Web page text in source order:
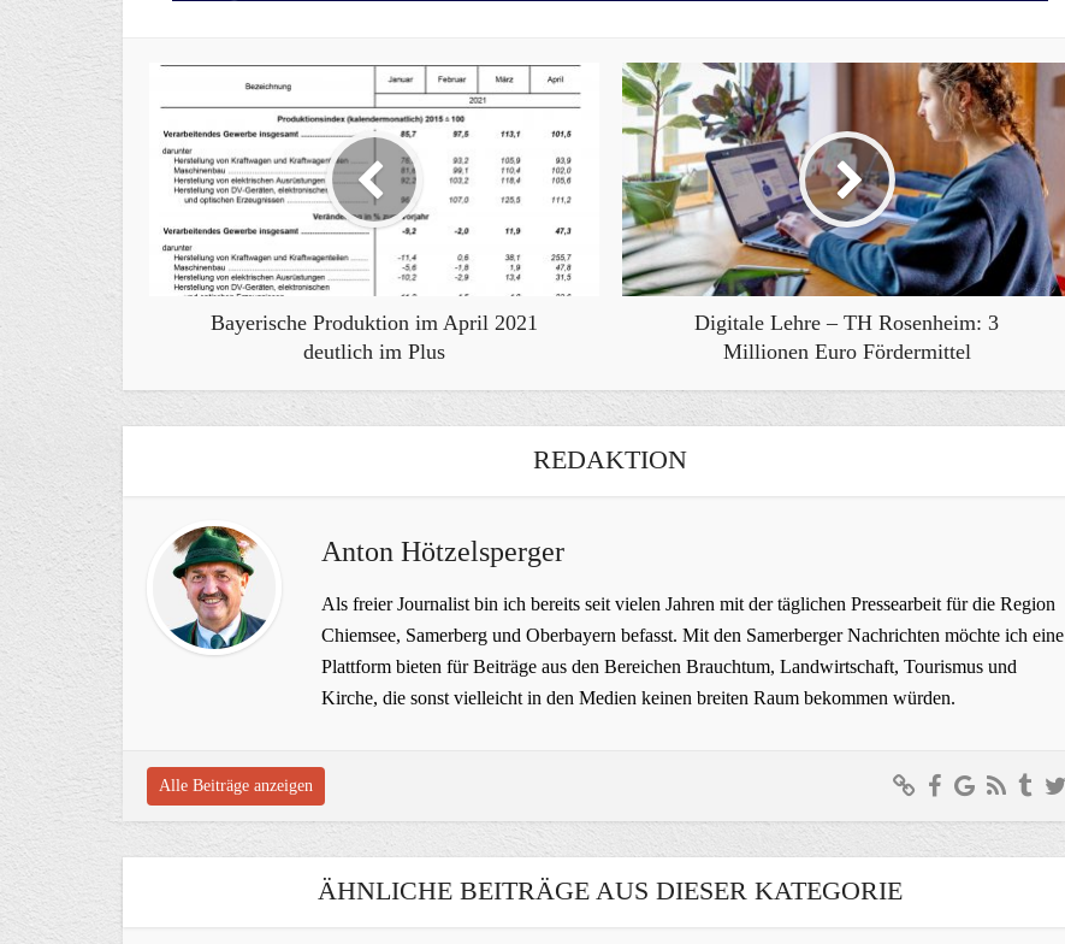
Bayerische Produktion im April 2021
deutlich im Plus
Digitale Lehre – TH Rosenheim: 3
Millionen Euro Fördermittel
REDAKTION
Anton Hötzelsperger
Als freier Journalist bin ich bereits seit vielen Jahren mit der täglichen Pressearbeit für die Region
Chiemsee, Samerberg und Oberbayern befasst. Mit den Samerberger Nachrichten möchte ich eine
Plattform bieten für Beiträge aus den Bereichen Brauchtum, Landwirtschaft, Tourismus und
Kirche, die sonst vielleicht in den Medien keinen breiten Raum bekommen würden.
Alle Beiträge anzeigen
ÄHNLICHE BEITRÄGE AUS DIESER KATEGORIE